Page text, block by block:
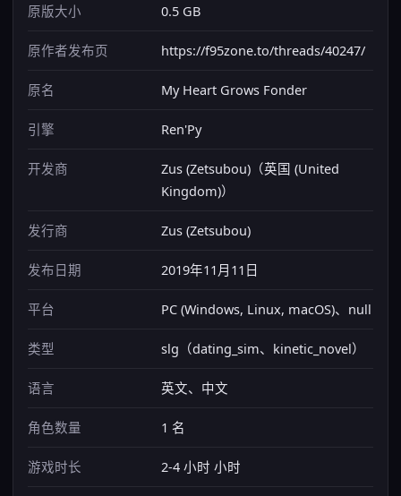
原版大小 0.5 GB
原作者发布页 https://f95zone.to/threads/40247/
原名 My Heart Grows Fonder
引擎 Ren'Py
开发商
Zus (Zetsubou)（英国 (United
Kingdom)）
发行商 Zus (Zetsubou)
发布日期 2019年11月11日
平台 PC (Windows, Linux, macOS)、null
类型 slg（dating_sim、kinetic_novel）
语言 英文、中文
角色数量 1 名
游戏时长 2-4 小时 小时